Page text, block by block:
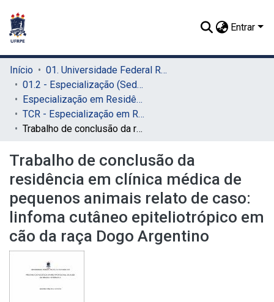
Entrar
Início
01. Universidade Federal Rural de Pernambuco - UFRPE (Sede)
01.2 - Especialização (Sede)
Especialização em Residência Veterinária (Sede)
TCR - Especialização em Residência Veterinária (Sede)
Trabalho de conclusão da residência em clínica médica de pequenos animais relato de caso: linfoma cutâneo epiteliotrópico em cão da raça Dogo Argentino
Trabalho de conclusão da
residência em clínica médica de
pequenos animais relato de caso:
linfoma cutâneo epiteliotrópico em
cão da raça Dogo Argentino